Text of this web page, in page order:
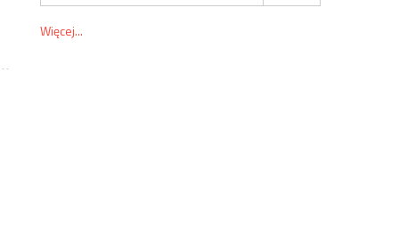
Więcej...